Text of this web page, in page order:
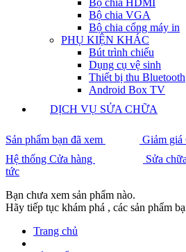
Bộ chia HDMI
Bộ chia VGA
Bộ chia cổng máy in
PHỤ KIỆN KHÁC
Bút trình chiếu
Dụng cụ vệ sinh
Thiết bị thu Bluetooth
Android Box TV
DỊCH VỤ SỬA CHỮA
Sản phẩm bạn đã xem
Giảm giá
Hệ thống Cửa hàng
Sửa
tức
Bạn chưa xem sản phẩm nào.
Hãy tiếp tục khám phá , các sản phẩm
Trang chủ